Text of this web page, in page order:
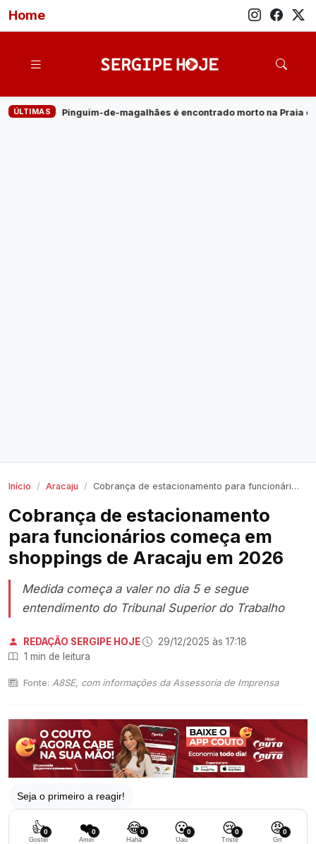
Home
ÚLTIMASé encontrado morto na Praia do Saco · Empresa de
Início Aracaju Cobrança de estacionamento para funcionários começa em shoppings de Aracaju em 2026
Cobrança de estacionamento
para funcionários começa em
shoppings de Aracaju em 2026
Medida começa a valer no dia 5 e segue
entendimento do Tribunal Superior do Trabalho
REDAÇÃO SERGIPE HOJE· 29/12/2025 às 17:18·
1 min de leitura
Fonte: A8SE, com informações da Assessoria de Imprensa
Seja o primeiro a reagir!
👍0
Gostei
❤️0
Amei
😂0
Haha
😮0
Uau
😢0
Triste
😡0
Grr